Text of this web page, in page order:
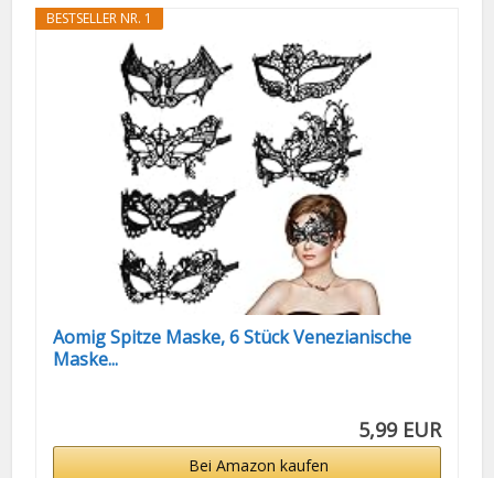
BESTSELLER NR. 1
Aomig Spitze Maske, 6 Stück Venezianische
Maske...
5,99 EUR
Bei Amazon kaufen